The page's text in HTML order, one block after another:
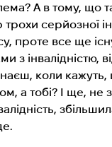
А в тому, що
серйозної
проте все ще
з інвалідністю,
коли кажуть,
а тобі? І ще,